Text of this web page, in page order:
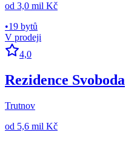
od 3,0 mil Kč
•19 bytů
V prodeji
4,0
Rezidence Svoboda
Trutnov
od 5,6 mil Kč